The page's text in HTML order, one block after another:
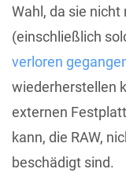
Wahl, da sie
(einschließlich
verloren
wiederherstellen
externen
kann, die RAW,
beschädigt sind.